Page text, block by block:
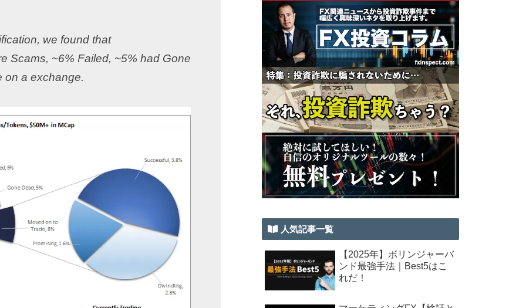
we found that
Scams, ~6% Failed, ~5% had Gone
on a exchange.
人気記事一覧
【2025年】ボリンジャーバ
ンド最強手法｜Best5はこ
れだ！